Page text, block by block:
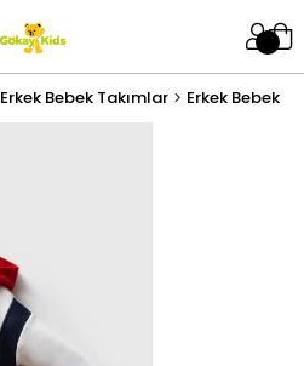
Erkek Bebek Takımlar Erkek Bebek